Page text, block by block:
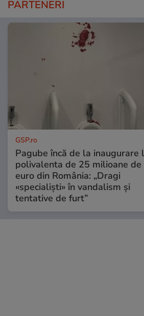
PARTENERI
GSP.ro
Pagube încă de la inaugurare
polivalenta de 25 milioane de
euro din România: „Dragi
«specialiști» în vandalism și
tentative de furt”